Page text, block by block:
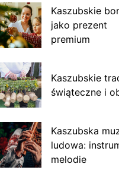
Kaszubskie
jako prezent
premium
Kaszubskie
świąteczne i
Kaszubska
ludowa:
melodie